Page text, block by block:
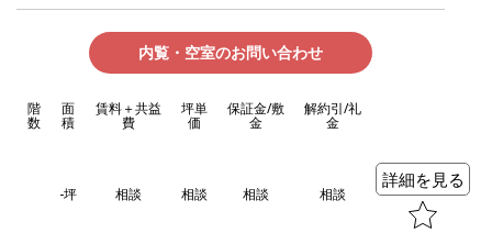
内覧・空室のお問い合わせ
階
数
面
積
賃料＋共益
費
坪単
価
保証金/敷
金
解約引/礼
金
-坪 相談 相談 相談 相談
詳細を見る